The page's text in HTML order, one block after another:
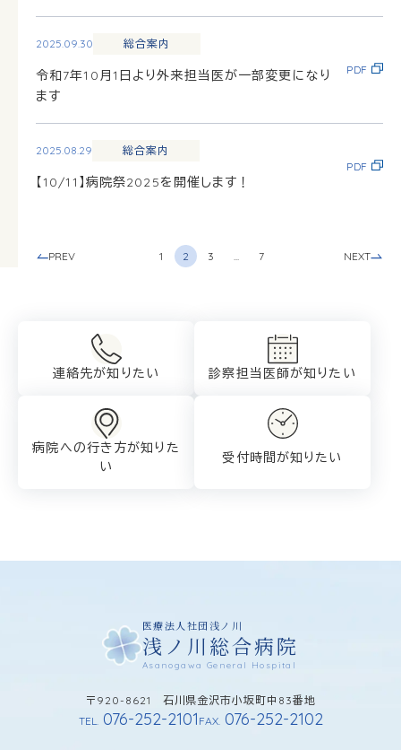
2025.09.30 総合案内
令和7年10月1日より外来担当医が一部変更になり
ます
PDF
2025.08.29 総合案内
【10/11】病院祭2025を開催します！
PDF
PREV 1 2 3 ... NEXT
7
連絡先が知りたい 診察担当医師が知りたい
病院への行き方が知りた
い
受付時間が知りたい
医療法人社団浅ノ川
浅ノ川総合病院
Asanogawa General Hospital
〒920-8621 石川県金沢市小坂町中83番地
TEL.076-252-2101 FAX.076-252-2102